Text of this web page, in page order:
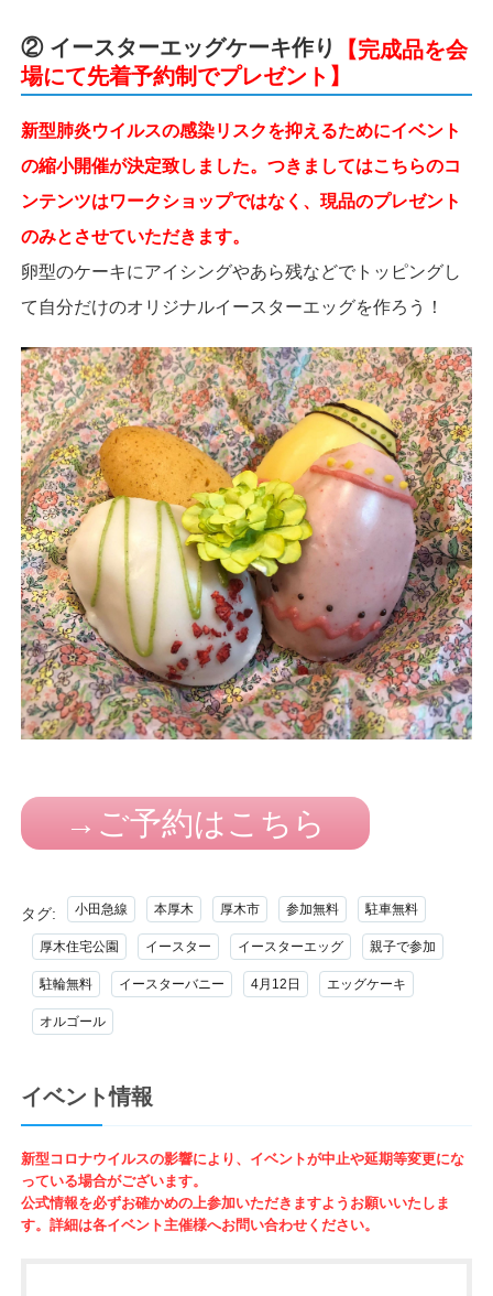
② イースターエッグケーキ作り
【完成品を会
場にて先着予約制でプレゼント】
新型肺炎ウイルスの感染リスクを抑えるためにイベント
の縮小開催が決定致しました。つきましてはこちらのコ
ンテンツはワークショップではなく、現品のプレゼント
のみとさせていただきます。
卵型のケーキにアイシングやあら残などでトッピングし
て自分だけのオリジナルイースターエッグを作ろう！
→ご予約はこちら
タグ: 小田急線 本厚木 厚木市 参加無料 駐車無料
厚木住宅公園 イースター イースターエッグ 親子で参加
駐輪無料 イースターバニー 4月12日 エッグケーキ
オルゴール
イベント情報
新型コロナウイルスの影響により、イベントが中止や延期等変更にな
っている場合がございます。
公式情報を必ずお確かめの上参加いただきますようお願いいたしま
す。詳細は各イベント主催様へお問い合わせください。